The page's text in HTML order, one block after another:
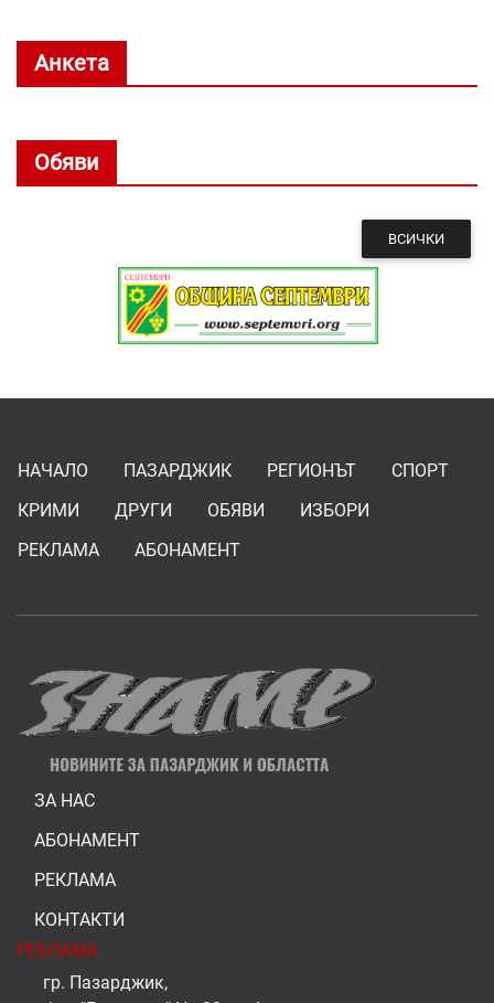
Анкета
Обяви
ВСИЧКИ
НАЧАЛО ПАЗАРДЖИК РЕГИОНЪТ
СПОРТ
КРИМИ
ДРУГИ ОБЯВИ
ИЗБОРИ
РЕКЛАМА
АБОНАМЕНТ
ЗА НАС
АБОНАМЕНТ
РЕКЛАМА
КОНТАКТИ
РЕКЛАМА
гр. Пазарджик,